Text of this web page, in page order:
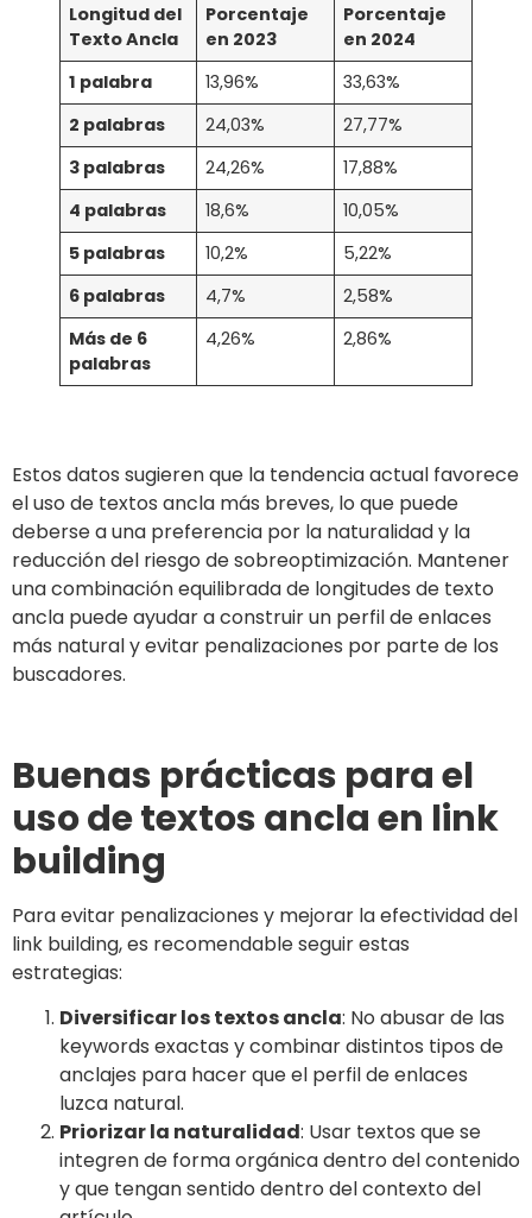
Longitud del
Texto Ancla
Porcentaje
en 2023
Porcentaje
en 2024
1 palabra
13,96%
33,63%
2 palabras
24,03%
27,77%
3 palabras
24,26%
17,88%
4 palabras
18,6%
10,05%
5 palabras
10,2%
5,22%
6 palabras
4,7%
2,58%
Más de 6
palabras
4,26% 2,86%
Estos datos sugieren que la tendencia actual favorece
el uso de textos ancla más breves, lo que puede
deberse a una preferencia por la naturalidad y la
reducción del riesgo de sobreoptimización. Mantener
una combinación equilibrada de longitudes de texto
ancla puede ayudar a construir un perfil de enlaces
más natural y evitar penalizaciones por parte de los
buscadores.
Buenas prácticas para el
uso de textos ancla en link
building
Para evitar penalizaciones y mejorar la efectividad del
link building, es recomendable seguir estas
estrategias:
Diversificar los textos ancla: No abusar de las
keywords exactas y combinar distintos tipos de
anclajes para hacer que el perfil de enlaces
luzca natural.
Priorizar la naturalidad: Usar textos que se
integren de forma orgánica dentro del contenido
y que tengan sentido dentro del contexto del